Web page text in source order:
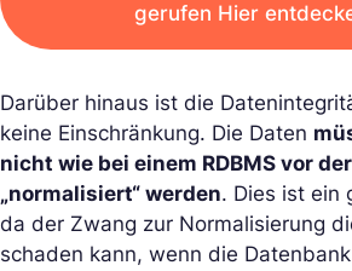
gerufen Hier
Darüber hinaus ist die
keine Einschränkung. Die Daten
nicht wie bei einem RDBMS vor
„normalisiert“ werden. Dies ist ein
da der Zwang zur Normalisierung
schaden kann, wenn die